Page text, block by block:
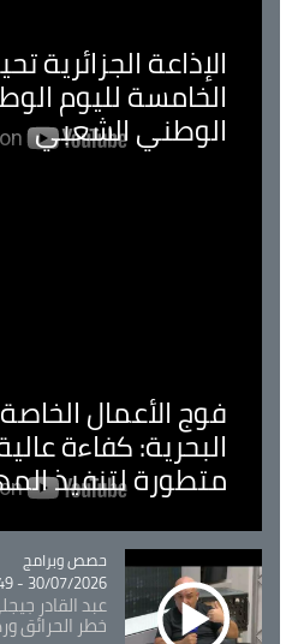
الإذاعة الجزائرية
الخامسة لليوم
الوطني الشعبي
فوج الأعمال الخاصة
البحرية: كفاءة
متطورة لتنفيذ
Catégorie
حصص وبرامج
30/07/2026 - 09:49
عبد القادر
خطر الحرائق